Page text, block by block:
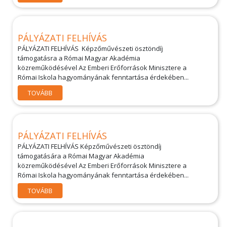
PÁLYÁZATI FELHÍVÁS
PÁLYÁZATI FELHÍVÁS Képzőművészeti ösztöndíj
támogatásra a Római Magyar Akadémia
közreműködésével Az Emberi Erőforrások Minisztere a
Római Iskola hagyományának fenntartása érdekében...
TOVÁBB
PÁLYÁZATI FELHÍVÁS
PÁLYÁZATI FELHÍVÁS Képzőművészeti ösztöndíj
támogatására a Római Magyar Akadémia
közreműködésével Az Emberi Erőforrások Minisztere a
Római Iskola hagyományának fenntartása érdekében...
TOVÁBB